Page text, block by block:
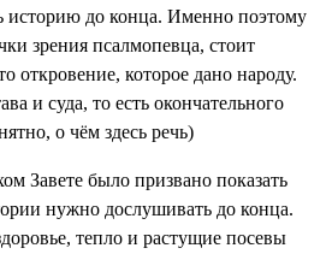
историю до конца. Именно поэтому
зрения псалмопевца, стоит
откровение, которое дано народу.
и суда, то есть окончательного
о чём здесь речь)
Завете было призвано показать
нужно дослушивать до конца.
тепло и растущие посевы